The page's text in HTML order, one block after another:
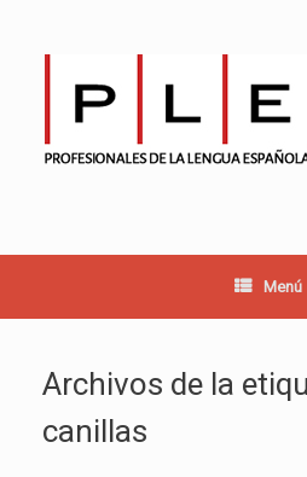
contenido
Menú
Archivos de la
canillas